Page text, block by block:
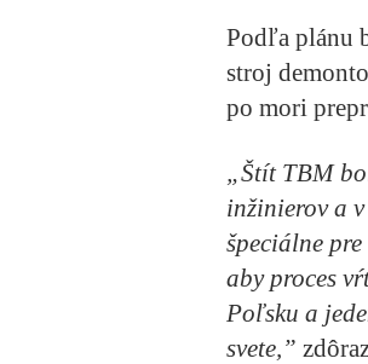
Podľa plánu
stroj
po mori
„Štít TBM
inžinierov a
špeciálne
aby proces
Poľsku a
svete,”